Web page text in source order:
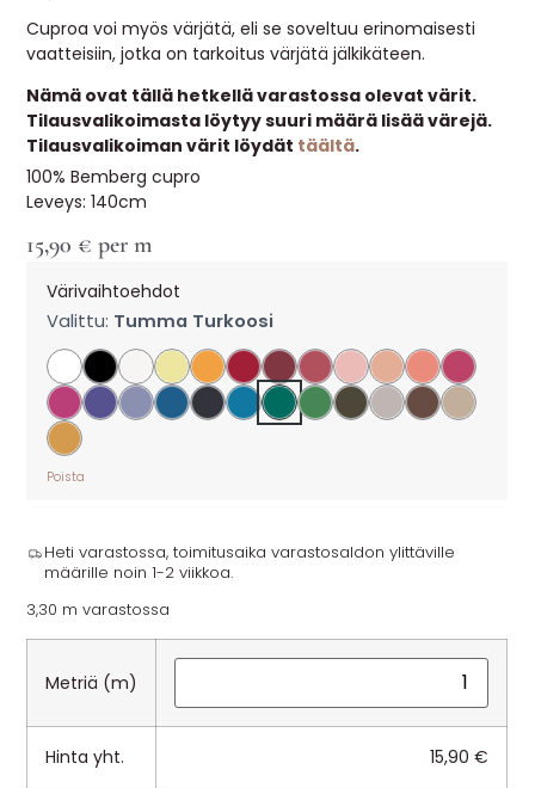
Cuproa voi myös värjätä, eli se soveltuu erinomaisesti
vaatteisiin, jotka on tarkoitus värjätä jälkikäteen.
Nämä ovat tällä hetkellä varastossa olevat värit.
Tilausvalikoimasta löytyy suuri määrä lisää värejä.
Tilausvalikoiman värit löydät täältä.
100% Bemberg cupro
Leveys: 140cm
15,90 € per m
Värivaihtoehdot
Valittu: Tumma Turkoosi
Poista
Heti varastossa, toimitusaika varastosaldon ylittäville
määrille noin 1-2 viikkoa.
3,30 m varastossa
Metriä (m)
Hinta yht. 15,90€